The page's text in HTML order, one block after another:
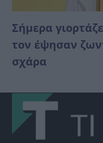
Σήμερα
τον έψησαν
σχάρα